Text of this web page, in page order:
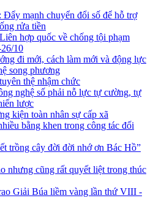
mạnh chuyển đổi số để hỗ trợ
rửa tiền
hợp quốc về chống tội phạm
10
đi mới, cách làm mới và động lực
song phương
thệ nhậm chức
nghệ số phải nỗ lực tự cường, tự
lược
kiện toàn nhân sự cấp xã
bằng khen trong công tác đối
trồng cây đời đời nhớ ơn Bác Hồ”
nhưng cũng rất quyết liệt trong thúc
Giải Búa liềm vàng lần thứ VIII -